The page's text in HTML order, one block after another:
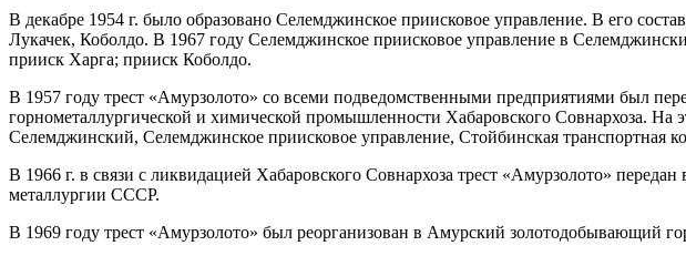
В декабре 1954 г. было образовано Селемджинское приисковое управление. В его
Лукачек, Коболдо. В 1967 году Селемджинское приисковое управление в
прииск Харга; прииск Коболдо.
В 1957 году трест «Амурзолото» со всеми подведомственными предприятиями был
горнометаллургической и химической промышленности Хабаровского Совнархоза. На
Селемджинский, Селемджинское приисковое управление, Стойбинская транспортная
В 1966 г. в связи с ликвидацией Хабаровского Совнархоза трест «Амурзолото»
металлургии СССР.
В 1969 году трест «Амурзолото» был реорганизован в Амурский золотодобывающий